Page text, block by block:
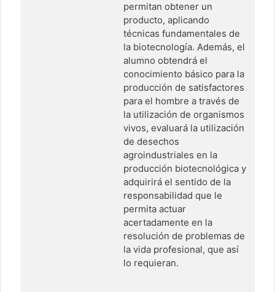
permitan obtener un
producto, aplicando
técnicas fundamentales de
la biotecnología. Además, el
alumno obtendrá el
conocimiento básico para la
producción de satisfactores
para el hombre a través de
la utilización de organismos
vivos, evaluará la utilización
de desechos
agroindustriales en la
producción biotecnológica y
adquirirá el sentido de la
responsabilidad que le
permita actuar
acertadamente en la
resolución de problemas de
la vida profesional, que así
lo requieran.